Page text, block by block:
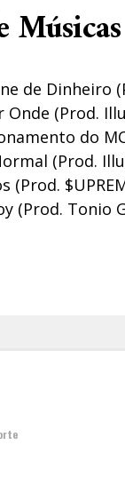
Músicas
de Dinheiro
Onde (Prod.
do
(Prod.
(Prod.
(Prod. Tonio